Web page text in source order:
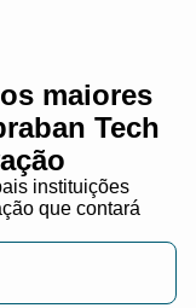
maiores
Tech
instituições
que contará